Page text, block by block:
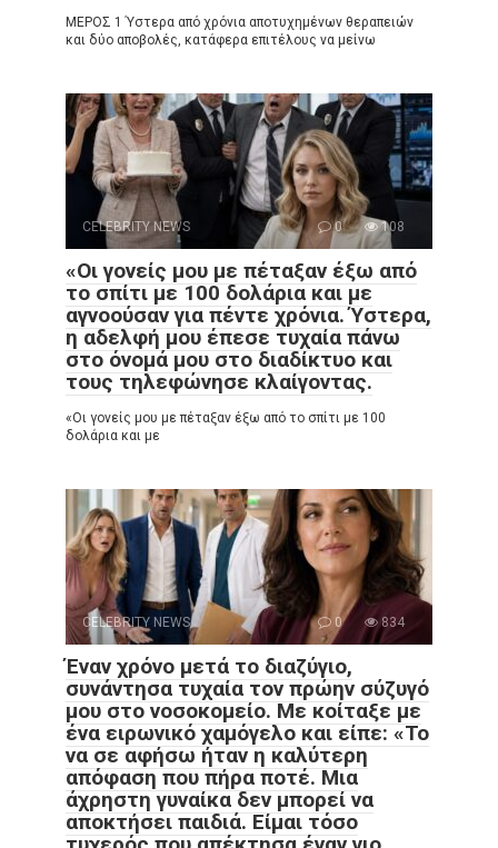
ΜΕΡΟΣ 1 Ύστερα από χρόνια αποτυχημένων θεραπειών
και δύο αποβολές, κατάφερα επιτέλους να μείνω
CELEBRITY NEWS 0 108
«Οι γονείς μου με πέταξαν έξω από
το σπίτι με 100 δολάρια και με
αγνοούσαν για πέντε χρόνια. Ύστερα,
η αδελφή μου έπεσε τυχαία πάνω
στο όνομά μου στο διαδίκτυο και
τους τηλεφώνησε κλαίγοντας.
«Οι γονείς μου με πέταξαν έξω από το σπίτι με 100
δολάρια και με
CELEBRITY NEWS 0 834
Έναν χρόνο μετά το διαζύγιο,
συνάντησα τυχαία τον πρώην σύζυγό
μου στο νοσοκομείο. Με κοίταξε με
ένα ειρωνικό χαμόγελο και είπε: «Το
να σε αφήσω ήταν η καλύτερη
απόφαση που πήρα ποτέ. Μια
άχρηστη γυναίκα δεν μπορεί να
αποκτήσει παιδιά. Είμαι τόσο